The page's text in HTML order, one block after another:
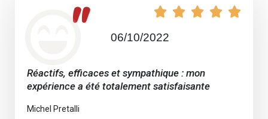
    
" 06/10/2022
Réactifs, efficaces et sympathique : mon
expérience a été totalement satisfaisante
Michel Pretalli